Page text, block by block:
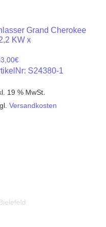
Grand Cherokee
2,2 KW x
€
S24380-1
19 % MwSt.
Versandkosten